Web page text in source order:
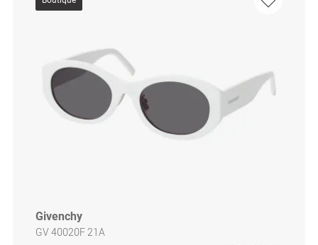
Givenchy
GV 40020F 21A